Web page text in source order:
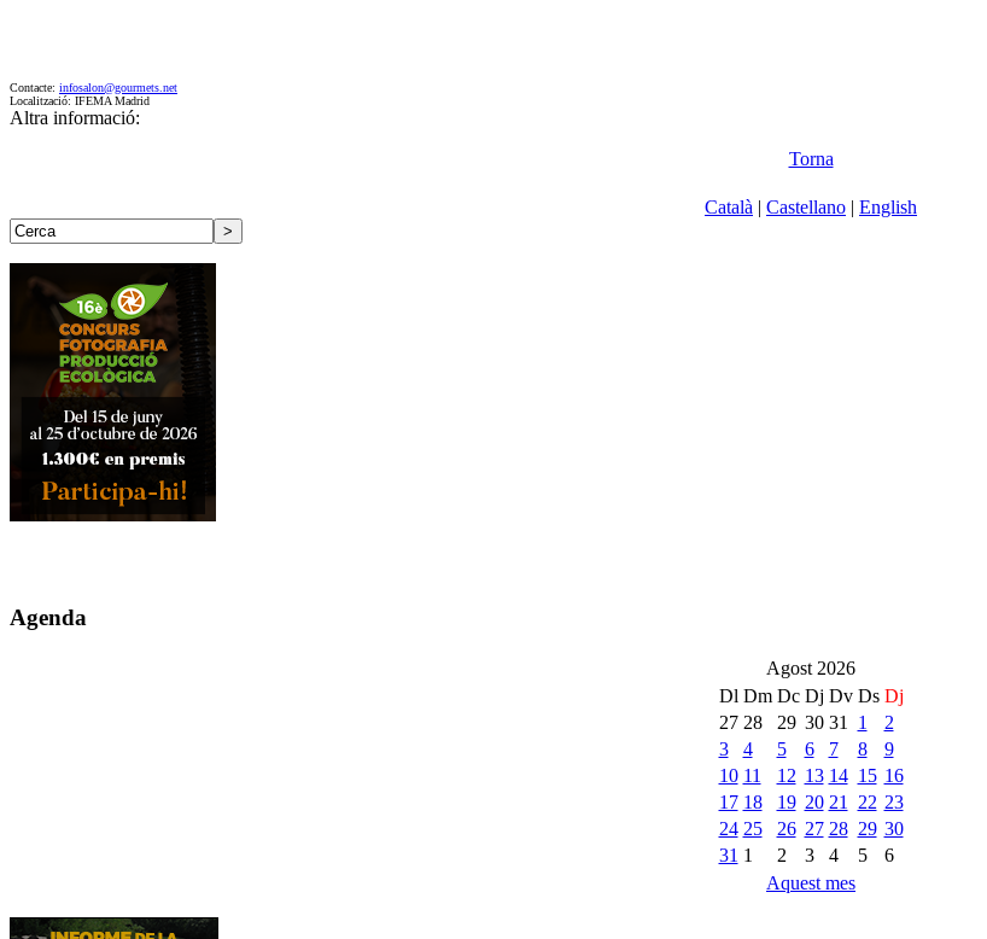
Contacte: infosalon@gourmets.net
Localització: IFEMA Madrid
Altra informació:
Torna
Català | Castellano | English
Agenda
Agost 2026
Dl Dm Dc Dj Dv Ds Dj
27 28 29 30 31 1
2
3
4 5 6 7 8
9
10 11 12 13 14 15 16
17 18 19 20 21 22 23
24 25 26 27 28 29 30
31 1 2 3 4 5
6
Aquest mes